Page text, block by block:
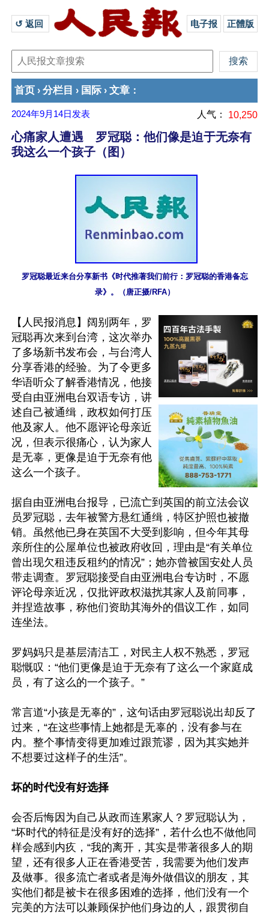
↺ 返回 电子报 正體版
首页 › 分栏目 › 国际 › 文章 ：
2024年9月14日 发表 人气： 10,250
心痛家人遭遇 罗冠聪：他们像是迫于无奈有
我这么一个孩子（图）
罗冠聪最近来台分享新书《时代推著我们前行：罗冠聪的香港备忘
录》。（唐正摄/RFA）
【人民报消息】阔别两年，罗
冠聪再次来到台湾，这次举办
了多场新书发布会，与台湾人
分享香港的经验。为了令更多
华语听众了解香港情况，他接
受自由亚洲电台双语专访，讲
述自己被通缉，政权如何打压
他及家人。他不愿评论母亲近
况，但表示很痛心，认为家人
是无辜，更像是迫于无奈有他
这么一个孩子。
据自由亚洲电台报导，已流亡到英国的前立法会议
员罗冠聪，去年被警方悬红通缉，特区护照也被撤
销。虽然他已身在英国不大受到影响，但今年其母
亲所住的公屋单位也被政府收回，理由是“有关单位
曾出现欠租违反租约的情况”；她亦曾被国安处人员
带走调查。罗冠聪接受自由亚洲电台专访时，不愿
评论母亲近况，仅批评政权滋扰其家人及前同事，
并捏造故事，称他们资助其海外的倡议工作，如同
连坐法。
罗妈妈只是基层清洁工，对民主人权不熟悉，罗冠
聪慨叹：“他们更像是迫于无奈有了这么一个家庭成
员，有了这么的一个孩子。”
常言道“小孩是无辜的”，这句话由罗冠聪说出却反了
过来，“在这些事情上她都是无辜的，没有参与在
内。整个事情变得更加难过跟荒谬，因为其实她并
不想要过这样子的生活”。
坏的时代没有好选择
会否后悔因为自己从政而连累家人？罗冠聪认为，
“坏时代的特征是没有好的选择”，若什么也不做他同
样会感到内疚，“我的离开，其实是带著很多人的期
望，还有很多人正在香港受苦，我需要为他们发声
及做事。很多流亡者或者是海外做倡议的朋友，其
实他们都是被卡在很多困难的选择，他们没有一个
完美的方法可以兼顾保护他们身边的人，跟贯彻自